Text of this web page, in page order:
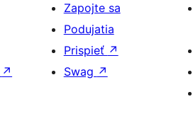
↗
Zapojte sa
Podujatia
Prispieť ↗
Swag ↗